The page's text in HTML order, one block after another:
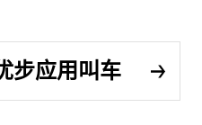
步应用叫车